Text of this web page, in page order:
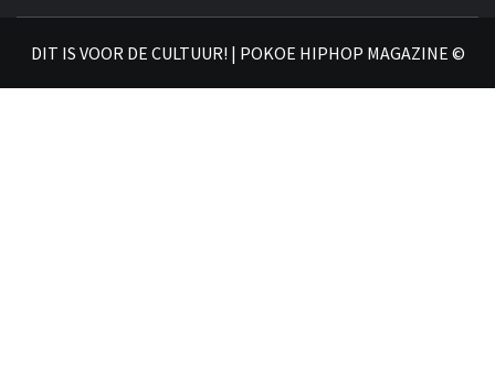
DIT IS VOOR DE CULTUUR! | POKOE HIPHOP MAGAZINE ©